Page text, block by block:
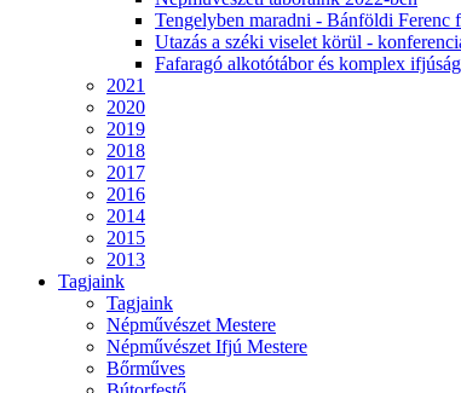
Tengelyben maradni - Bánföldi Ferenc
Utazás a széki viselet körül -
Fafaragó alkotótábor és komplex
2021
2020
2019
2018
2017
2016
2014
2015
2013
Tagjaink
Tagjaink
Népművészet Mestere
Népművészet Ifjú Mestere
Bőrműves